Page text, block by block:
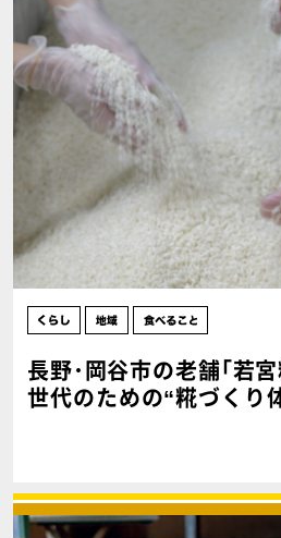
長野･岡谷市の老舗｢若
世代のための“糀づくり